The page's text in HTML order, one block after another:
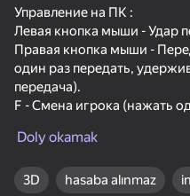
Управление на ПК :
Левая кнопка мыши - Удар
Правая кнопка мыши -
один раз передать,
передача).
F - Смена игрока (нажать
помощи джойстика слева
Doly okamak
3D hasaba alınmaz